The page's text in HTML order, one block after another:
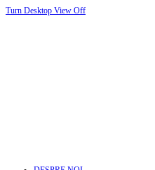
Turn Desktop View Off